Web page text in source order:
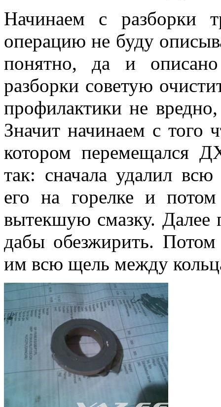
Начинаем с разборки
операцию не буду
понятно, да и
разборки советую
профилактики не
Значит начинаем с того
котором перемещался
так: cначала удалил
его на горелке и
вытекшую смазку. Далее
дабы обезжирить.
им всю щель между